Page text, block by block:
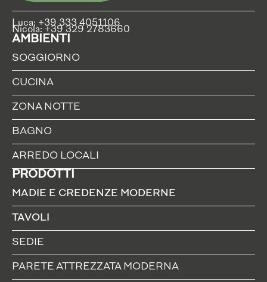
Luca: +39 333 4051106
Nicola: +39 329 2783660
AMBIENTI
SOGGIORNO
CUCINA
ZONA NOTTE
BAGNO
ARREDO LOCALI
PRODOTTI
MADIE E CREDENZE MODERNE
TAVOLI
SEDIE
PARETE ATTREZZATA MODERNA